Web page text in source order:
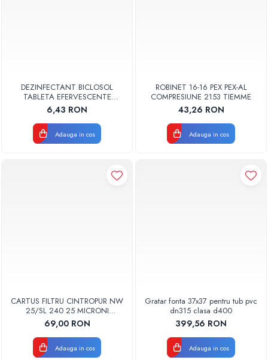
DEZINFECTANT BICLOSOL
TABLETA EFERVESCENTE
CLORAMINA TABLETA CLOR 10
BUC
6,43 RON
Adauga in cos
ROBINET 16-16 PEX PEX-AL
COMPRESIUNE 2153 TIEMME
43,26 RON
Adauga in cos
CARTUS FILTRU CINTROPUR NW
25/SL 240 25 MICRONI
MANSOANE FILTRARE SET 5BUC
69,00 RON
Adauga in cos
Gratar fonta 37x37 pentru tub pvc
dn315 clasa d400
399,56 RON
Adauga in cos